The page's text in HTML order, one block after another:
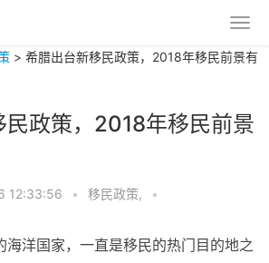
> 希腊出台新移民政策，2018年移民前景有
民政策，2018年移民前景
12:33:56 • 移民政策, •
海洋国家，一直是移民的热门目的地之